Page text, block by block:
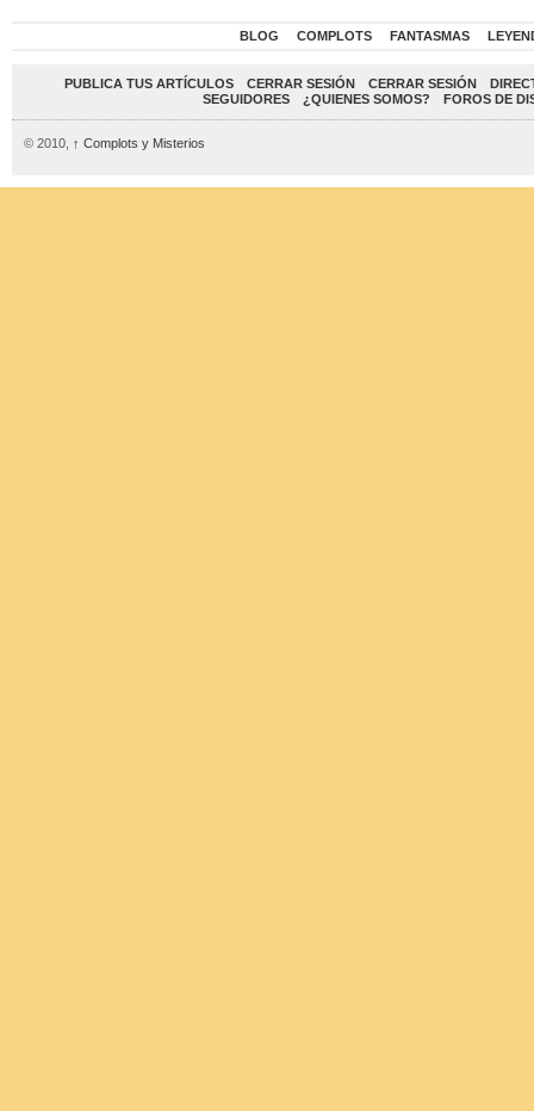
BLOG COMPLOTS FANTASMAS
PUBLICA TUS ARTÍCULOS CERRAR SESIÓN CERRAR SESIÓN
SEGUIDORES
¿QUIENES SOMOS? FOROS DE
© 2010, ↑ Complots y Misterios